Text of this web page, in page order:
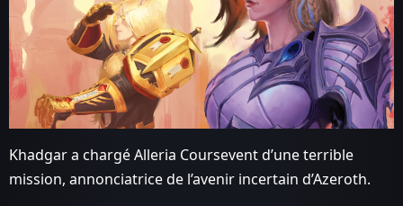
Khadgar a chargé Alleria Coursevent d’une terrible
mission, annonciatrice de l’avenir incertain d’Azeroth.